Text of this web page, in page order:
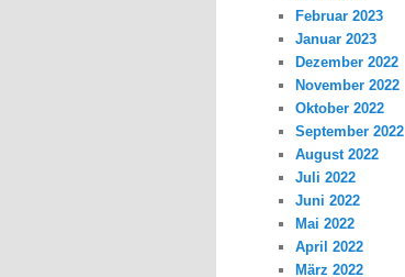
Februar 2023
Januar 2023
Dezember 2022
November 2022
Oktober 2022
September 2022
August 2022
Juli 2022
Juni 2022
Mai 2022
April 2022
März 2022